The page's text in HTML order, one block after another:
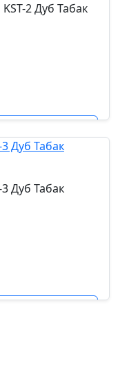
2 Дуб Табак
Дуб Табак